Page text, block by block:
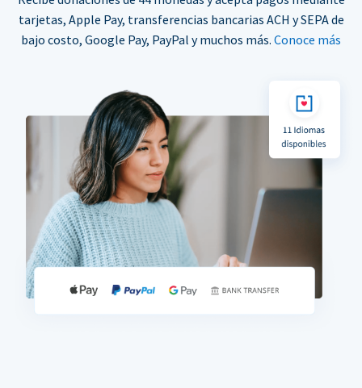
tarjetas, Apple Pay, transferencias bancarias ACH y SEPA de
bajo costo, Google Pay, PayPal y muchos más. Conoce más